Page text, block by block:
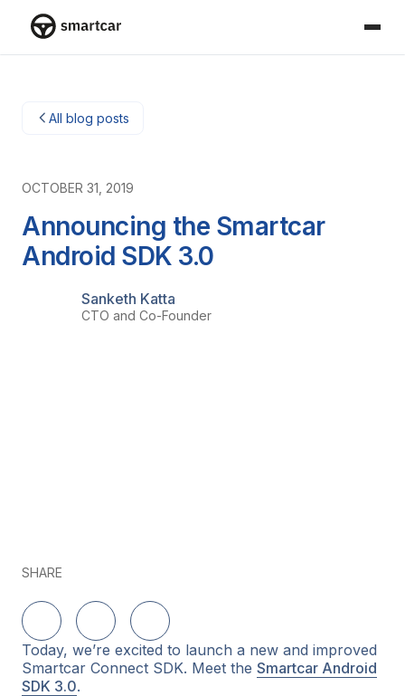
All blog posts
OCTOBER 31, 2019
Announcing the Smartcar
Android SDK 3.0
Sanketh Katta
CTO and Co-Founder
SHARE
Share on LinkedIn
Share on TwitterShare on Facebook
Today, we’re excited to launch a new and improved
Smartcar Connect SDK. Meet the Smartcar Android
SDK 3.0.